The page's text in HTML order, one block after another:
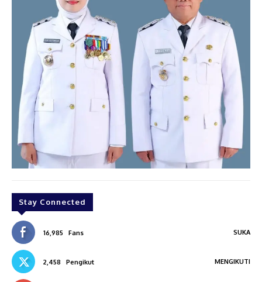
Stay Connected
16,985 Fans SUKA
2,458 Pengikut MENGIKUTI